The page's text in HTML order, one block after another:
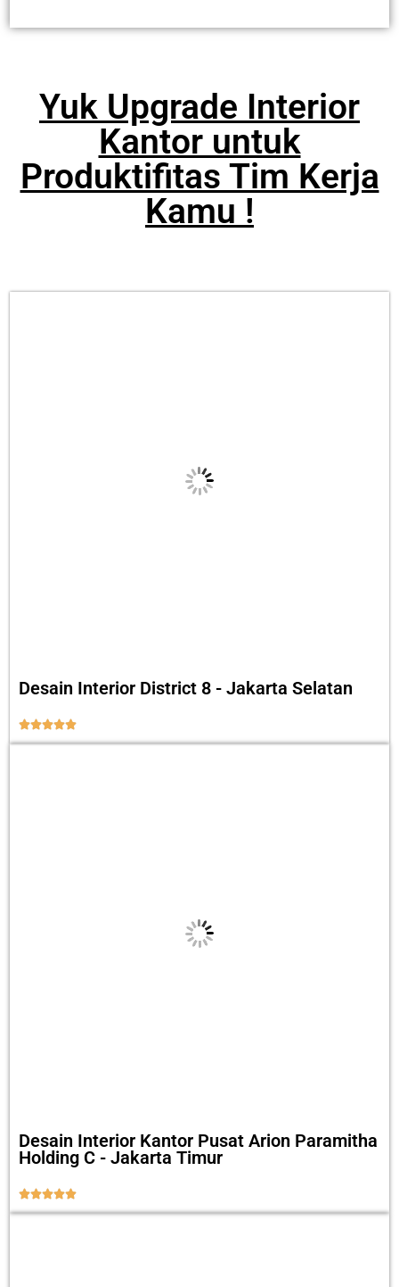
Yuk Upgrade Interior
Kantor untuk
Produktifitas Tim Kerja
Kamu !
Desain Interior District 8 - Jakarta Selatan

Desain Interior Kantor Pusat Arion Paramitha
Holding C - Jakarta Timur
